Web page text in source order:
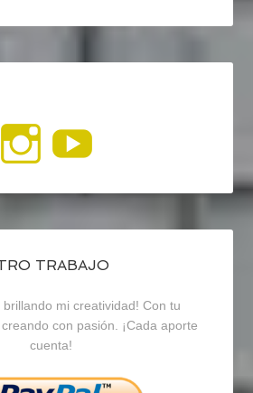
VerVer
perfil
de
recursosep
en
Instagram
TRABAJO
brillando mi creatividad! Con tu
con pasión. ¡Cada aporte
cuenta!